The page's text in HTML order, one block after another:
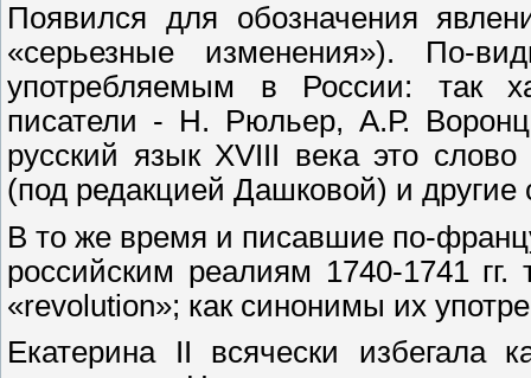
Появился для обозначения
«серьезные изменения»). По-
употребляемым в России: так
писатели - Н. Рюльер, А.Р.
русский язык XVIII века это
(под редакцией Дашковой) и другие
В то же время и писавшие по-
российским реалиям 1740-1741
«revolution»; как синонимы их
Екатерина II всячески избегала